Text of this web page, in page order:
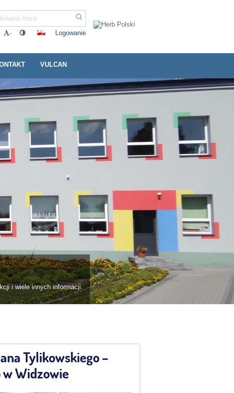
- Logowanie
VULCAN
Tylikowskiego –
w Widzowie